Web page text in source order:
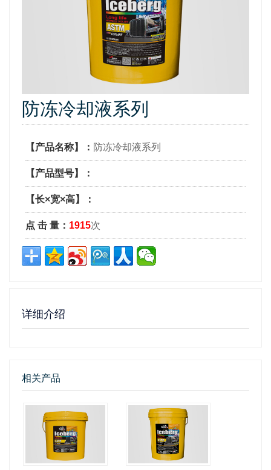
防冻冷却液系列
【产品名称】： 防冻冷却液系列
【产品型号】：
【长×宽×高】：
点 击 量： 1915次
详细介绍
相关产品